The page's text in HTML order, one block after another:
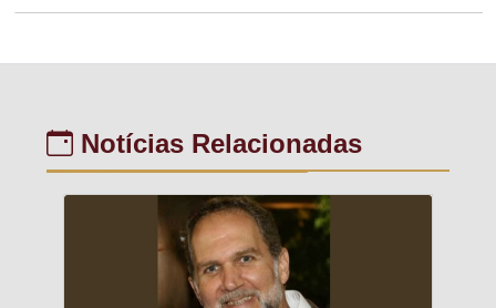
Notícias Relacionadas